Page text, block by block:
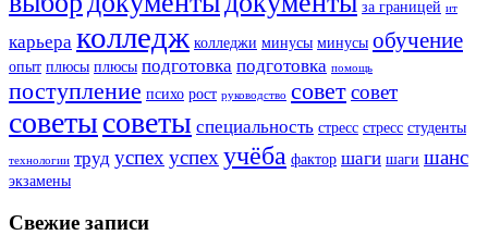
за границей ит
карьера колледж колледжи минусы минусы обучение
опыт плюсы плюсы подготовка подготовка помощь
поступление психо рост руководство советсовет
советысоветы специальность стресс стресс студенты
технологии труд успех успех учёба фактор шаги шаги шанс
экзамены
Свежие записи